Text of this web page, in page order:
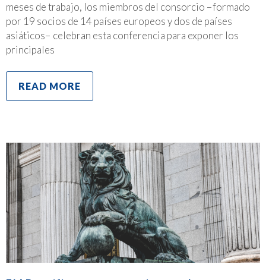
meses de trabajo, los miembros del consorcio −formado
por 19 socios de 14 países europeos y dos de países
asiáticos− celebran esta conferencia para exponer los
principales
READ MORE